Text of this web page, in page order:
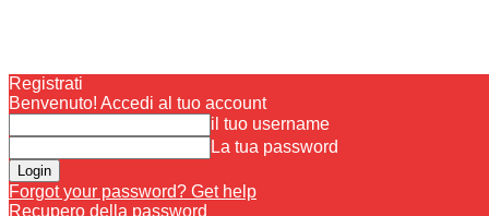
Registrati
Benvenuto! Accedi al tuo account
il tuo username
La tua password
Forgot your password? Get help
Recupero della password